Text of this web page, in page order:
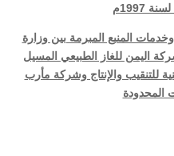
المنبع المبرمة بين وزارة
اليمن للغاز الطبيعي المسيل
للتنقيب والإنتاج وشركة مأرب
المحدودة